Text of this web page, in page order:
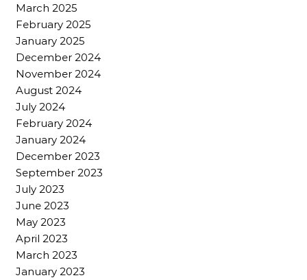
March 2025
February 2025
January 2025
December 2024
November 2024
August 2024
July 2024
February 2024
January 2024
December 2023
September 2023
July 2023
June 2023
May 2023
April 2023
March 2023
January 2023